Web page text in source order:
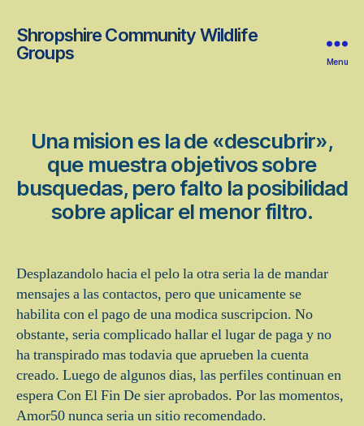
Shropshire Community Wildlife
Groups
Menu
Una mision es la de «descubrir»,
que muestra objetivos sobre
busquedas, pero falto la posibilidad
sobre aplicar el menor filtro.
Desplazandolo hacia el pelo la otra seri­a la de mandar
mensajes a las contactos, pero que unicamente se
habilita con el pago de una modica suscripcion. No
obstante, seri­a complicado hallar el lugar de paga y no
ha transpirado mas todavia que aprueben la cuenta
creado. Luego de algunos dias, las perfiles continuan en
espera Con El Fin De sier aprobados. Por las momentos,
Amor50 nunca seri­a un sitio recomendado.